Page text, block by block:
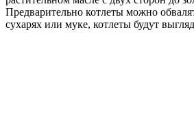
Предварительно котлеты можно
сухарях или муке, котлеты будут